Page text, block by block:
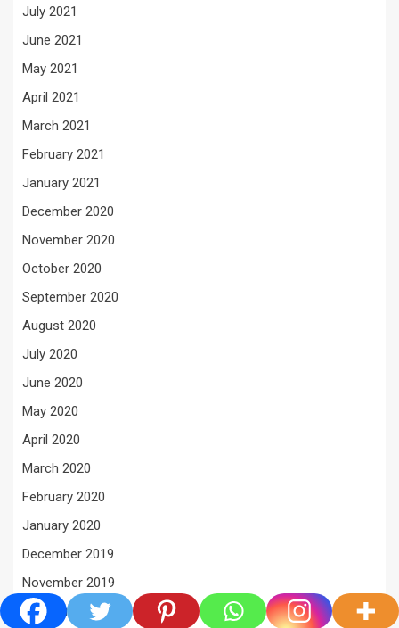
July 2021
June 2021
May 2021
April 2021
March 2021
February 2021
January 2021
December 2020
November 2020
October 2020
September 2020
August 2020
July 2020
June 2020
May 2020
April 2020
March 2020
February 2020
January 2020
December 2019
November 2019
October 2019